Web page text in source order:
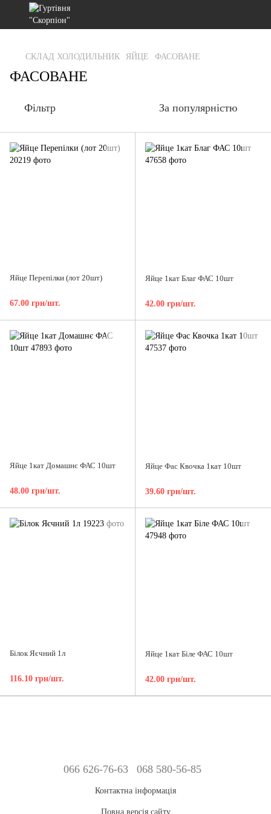
gtag('js', new Date()); gtag('config', 'G-RFXCKGNRF7');
СКЛАД ХОЛОДИЛЬНИК ЯЙЦЕ ФАСОВАНЕ
ФАСОВАНЕ
Фільтр За популярністю
Яйце Перепiлки (лот 20шт)
67.00 грн/шт.
Яйце 1кат Благ ФАС 10шт
42.00 грн/шт.
Яйце 1кат Домашнє ФАС 10шт
48.00 грн/шт.
Яйце Фас Квочка 1кат 10шт
39.60 грн/шт.
Білок Яєчний 1л
116.10 грн/шт.
Яйце 1кат Біле ФАС 10шт
42.00 грн/шт.
066 626-76-63 068 580-56-85
Контактна інформація
Повна версія сайту